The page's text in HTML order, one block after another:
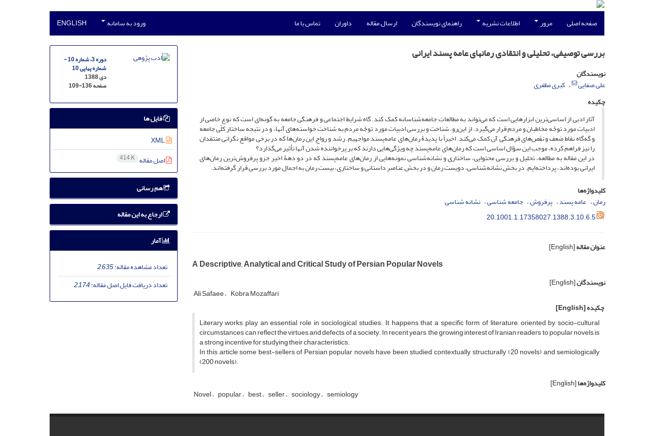
صفحه اصلی مرور اطلاعات نشریه راهنمای نویسندگان ارسال مقاله داوران تماس با ما ورود به سامانه ENGLISH
بررسی توصیفی، تحلیلی و انتقادی رمانهای عامه پسند ایرانی
نویسندگان
علی صفایی
کبری مظفری
چکیده
آثار ادبی از اساسی‌ترین ابزارهایی است که می‌تواند به مطالعات جامعه‌شناسانه کمک ‌کند. گاه شرایط اجتماعی و فرهنگی جامعه‌ به گونه‌ای است که نوع خاصی از
ادبیات مورد توجّه مخاطبان و مردم قرار می‌گیرد. از این‌رو، شناخت و بررسی ادبیات مورد توجّه مردم به شناخت خواسته‌های آنها، و در نتیجه ساختار کلّی جامعه
و گه‌گاه نقاط ضعف و نقص‌های فرهنگی آن کمک می‌کند. اخیراً با پدیدۀ رمان‌های عامه‌پسند مواجهیم. رشد و رواج این رمان‌ها که در برخی مواقع نگرانی منتقدان
را نیز فراهم کرده، موجب این سؤال اساسی است که رمان‌های عامه‌پسند چه ویژگی‌هایی دارند که بر پرخواننده شدن آنها تأثیر می‌گذارد؟
در این مقاله به مطالعه، تحلیل و بررسی محتوایی، ساختاری و نشانه‌شناسی نمونه‌هایی از رمان‌های عامه‌پسند که در دو دهۀ اخیر جزو پرفروش‌ترین رمان‌های
ایرانی بوده‌اند، پرداخته‌ایم. در بخش نشانه‌شناسی، دویست رمان و در بخش عناصر داستانی و ساختاری، بیست رمان به اجمال مورد بررسی قرار گرفته‌اند.
کلیدواژه‌ها
رمان عامه پسند پرفروش جامعه شناسی نشانه شناسی
20.1001.1.17358027.1388.3.10.6.5
عنوان مقاله[English]
A Descriptive, Analytical and Critical Study of Persian Popular Novels
نویسندگان[English]
Ali Safaee Kobra Mozaffari
چکیده[English]
Literary works play an essential role in sociological studies. It happens that a specific form of literature, oriented by socio-cultural
circumstances, can reflect the virtues and defects of a society. In recent years, the growing interest of Iranian readers to popular novels is
a strong incentive for studying their characteristics.
In this article some best-sellers of Persian popular novels have been studied contextually, structurally (20 novels) and semiologically
(200 novels).
کلیدواژه‌ها[English]
Novel popular best seller sociology semiology
دوره 3، شماره 10 -
شماره پیاپی 10
دی 1388
صفحه109-136
فایل ها
XML
اصل مقاله 414 K
هم رسانی
ارجاع به این مقاله
آمار
تعداد مشاهده مقاله:2,635
تعداد دریافت فایل اصل مقاله:2,174